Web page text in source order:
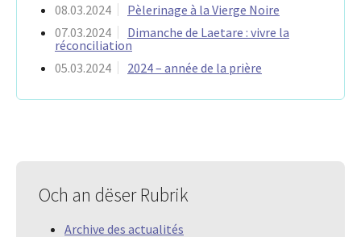
08.03.2024
Pèlerinage à la Vierge Noire
07.03.2024
Dimanche de Laetare : vivre la
réconciliation
05.03.2024
2024 – année de la prière
Och an dëser Rubrik
Archive des actualités